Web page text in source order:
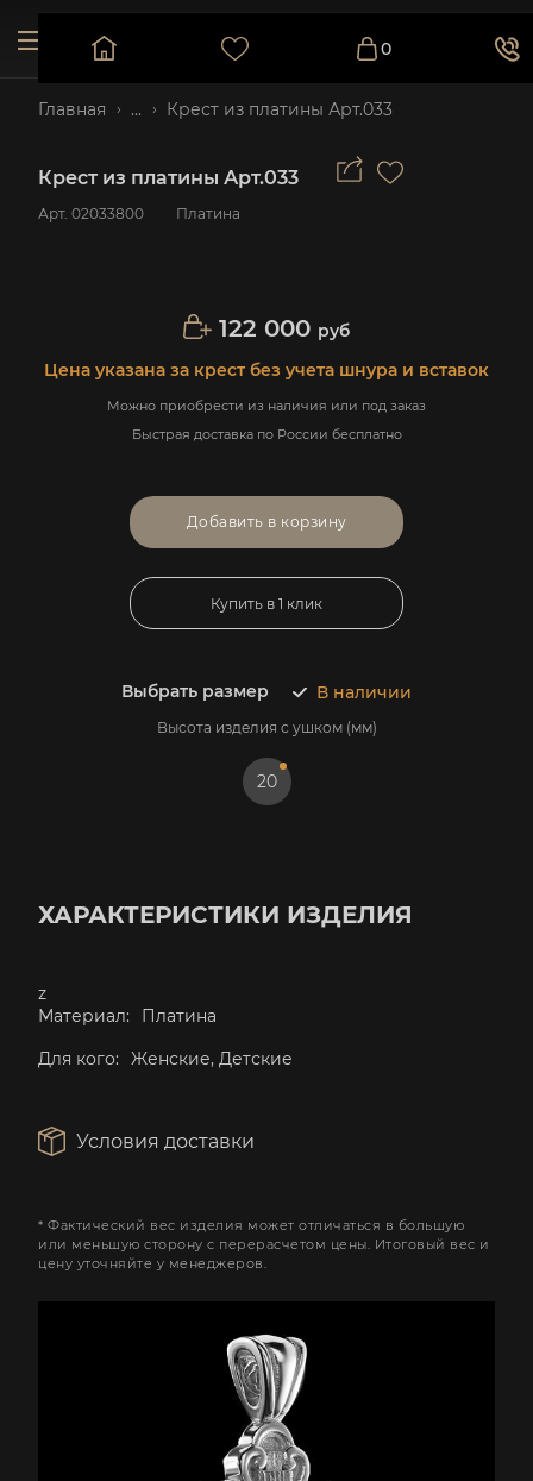
0
Главная ... Крест из платины Арт.033
Крест из платины Арт.033
Арт. 02033800 Платина
122 000 руб
Цена указана за крест без учета шнура и вставок
Можно приобрести из наличия или под заказ
Быстрая доставка по России бесплатно
Выбрать размер В наличии
Высота изделия с ушком (мм)
20
Добавить в корзину
Купить в 1 клик
ХАРАКТЕРИСТИКИ ИЗДЕЛИЯ
z
Материал:
Платина
Для кого:
Женские, Детские
Условия доставки
* Фактический вес изделия может отличаться в большую
или меньшую сторону с перерасчетом цены. Итоговый вес и
цену уточняйте у менеджеров.